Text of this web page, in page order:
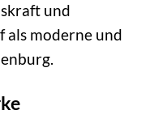
und
als moderne und